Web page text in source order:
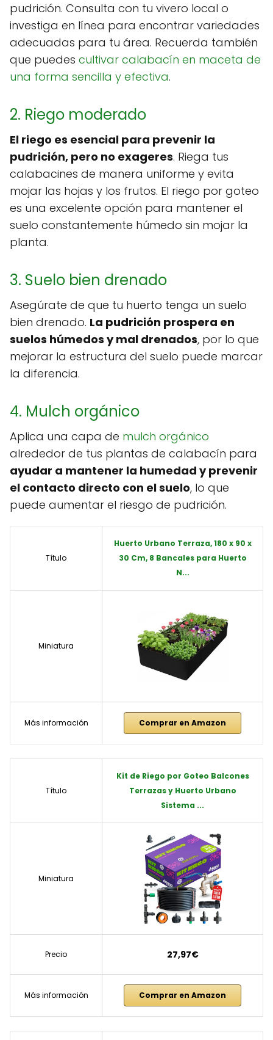
pudrición. Consulta con tu vivero local o
investiga en línea para encontrar variedades
adecuadas para tu área. Recuerda también
que puedes cultivar calabacín en maceta de
una forma sencilla y efectiva.
2. Riego moderado
El riego es esencial para prevenir la
pudrición, pero no exageres. Riega tus
calabacines de manera uniforme y evita
mojar las hojas y los frutos. El riego por goteo
es una excelente opción para mantener el
suelo constantemente húmedo sin mojar la
planta.
3. Suelo bien drenado
Asegúrate de que tu huerto tenga un suelo
bien drenado. La pudrición prospera en
suelos húmedos y mal drenados, por lo que
mejorar la estructura del suelo puede marcar
la diferencia.
4. Mulch orgánico
Aplica una capa de mulch orgánico
alrededor de tus plantas de calabacín para
ayudar a mantener la humedad y prevenir
el contacto directo con el suelo, lo que
puede aumentar el riesgo de pudrición.
Título
Huerto Urbano Terraza, 180 x 90 x
30 Cm, 8 Bancales para Huerto
N...
Miniatura
Más información Comprar en Amazon
Título
Kit de Riego por Goteo Balcones
Terrazas y Huerto Urbano
Sistema ...
Miniatura
Precio 27,97€
Más información Comprar en Amazon